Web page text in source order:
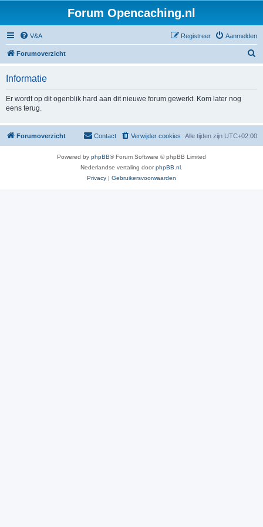
Forum Opencaching.nl
V&A Aanmelden
Registreer
Forumoverzicht
Informatie
Er wordt op dit ogenblik hard aan dit nieuwe forum gewerkt. Kom later nog
eens terug.
Forumoverzicht Alle tijden zijn UTC+02:00
Verwijder cookies
Contact
Powered by phpBB® Forum Software © phpBB Limited
Nederlandse vertaling doorphpBB.nl
Privacy | Gebruikersvoorwaarden